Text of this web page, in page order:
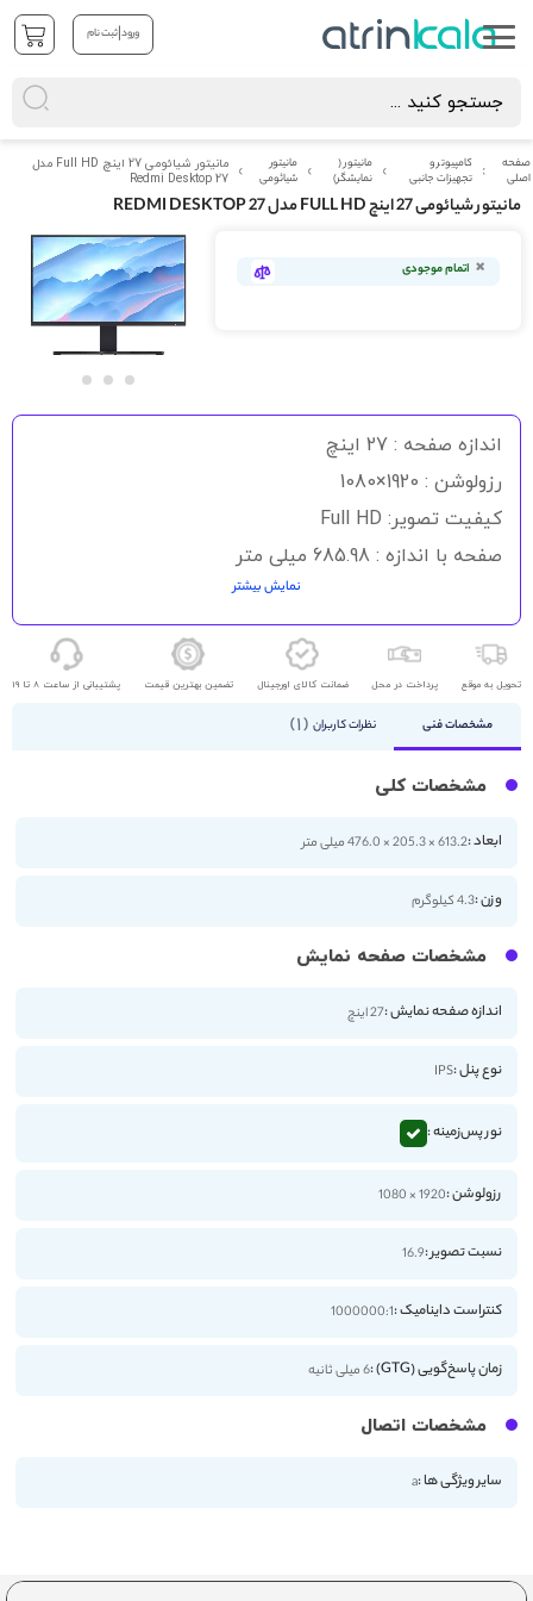
ورود|ثبت نام
صفحه
اصلی
کامپیوتر و
تجهیزات جانبی
مانیتور (
نمایشگر)
مانیتور
شیائومی
مانیتور شیائومی 27 اینچ Full HD مدل
Redmi Desktop 27
مانیتور شیائومی 27 اینچ FULL HD مدل REDMI DESKTOP 27
رفتن
به
انتهای
گالری
تصاویر
اتمام موجودی
اندازه صفحه : 27 اینچ
رزولوشن : 1920×1080
کیفیت تصویر: Full HD
صفحه با اندازه : 685.98 میلی متر
زاویه دید : 178 درجه
نمایش بیشتر
تحویل به موقع پرداخت در محل ضمانت کالای اورجینال تضمین بهترین قیمت پشتیبانی از ساعت 8 تا 19
مشخصات فنی نظرات کاربران 1
مشخصات کلی
ابعاد :613.2 × 205.3 × 476.0 میلی متر
وزن :4.3 کیلوگرم
مشخصات صفحه نمایش
اندازه صفحه نمایش :27 اینچ
نوع پنل :IPS
نور پس‌زمینه :
رزولوشن :1920 × 1080
نسبت تصویر :16.9
کنتراست داینامیک :1000000:1
زمان پاسخ‌گویی (GTG) : 6 میلی ثانیه
مشخصات اتصال
سایر ویژگی ها :a